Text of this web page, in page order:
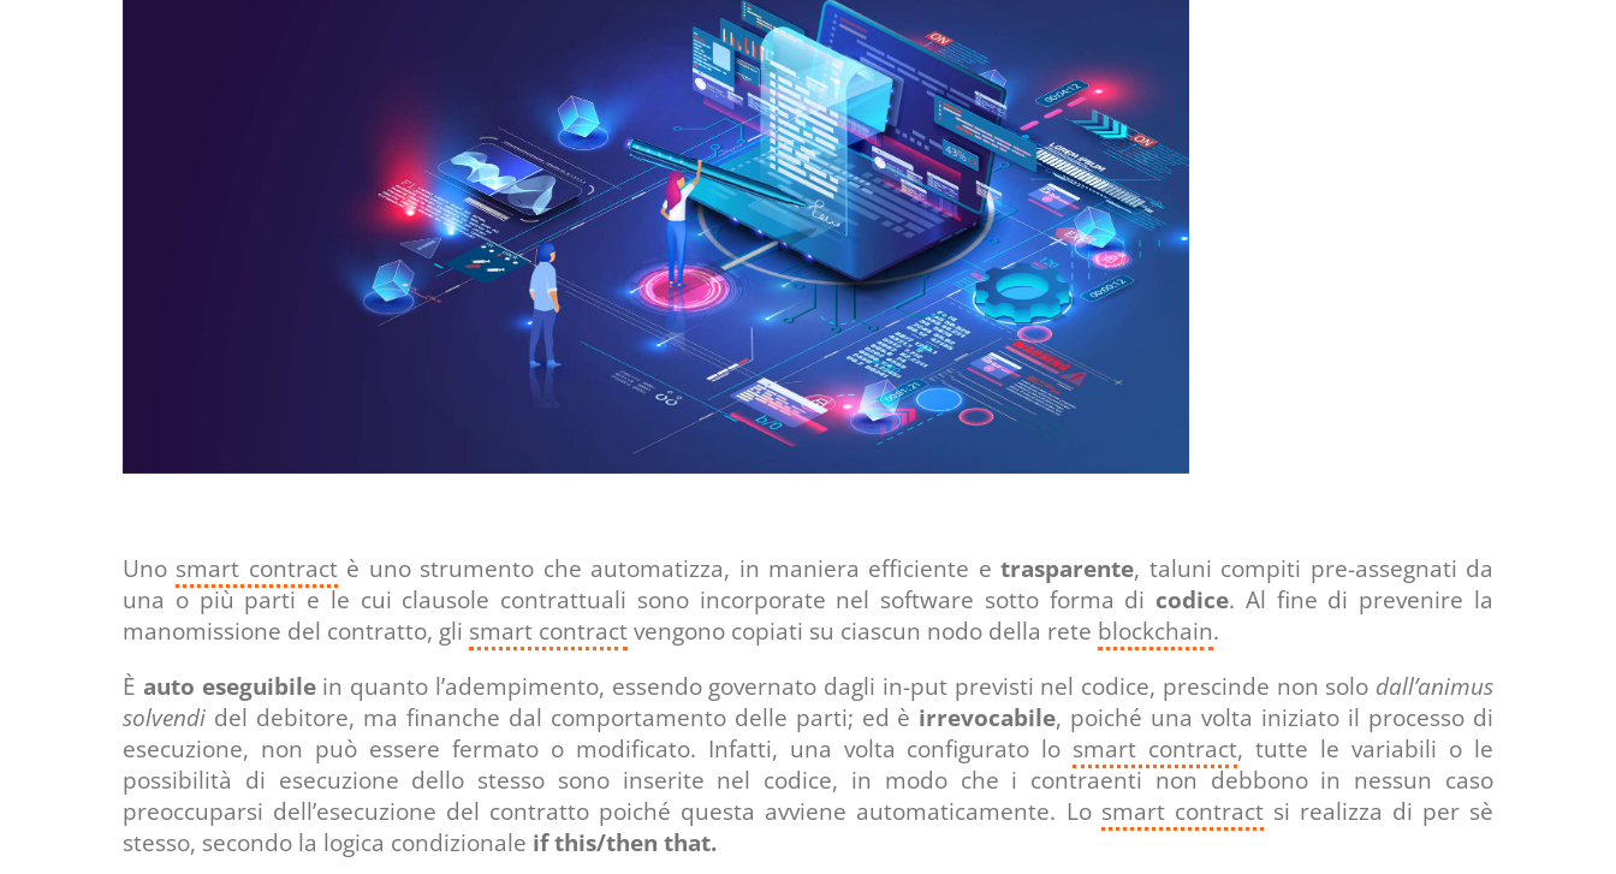
Uno smart contractè uno strumento che automatizza, in maniera efficiente etrasparente, taluni compiti pre-assegnati da
una o più parti e le cui clausole contrattuali sono incorporate nel software sotto forma di codice. Al fine di prevenire la
manomissione del contratto, gli smart contractvengono copiati su ciascun nodo della rete blockchain.
È auto eseguibilein quanto l’adempimento, essendo governato dagli in-put previsti nel codice, prescinde non solo dall’animus
solvendi del debitore, ma finanche dal comportamento delle parti; ed è irrevocabile, poiché una volta iniziato il processo di
esecuzione, non può essere fermato o modificato. Infatti, una volta configurato lo smart contract, tutte le variabili o le
possibilità di esecuzione dello stesso sono inserite nel codice, in modo che i contraenti non debbono in nessun caso
preoccuparsi dell’esecuzione del contratto poiché questa avviene automaticamente. Lo smart contractsi realizza di per sè
stesso, secondo la logica condizionale if this/then that.